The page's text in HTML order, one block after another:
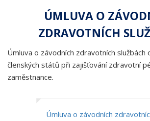
ÚMLUVA O
ZDRAVOTNÍCH
Úmluva o závodních zdravotních službách
členských států při zajišťování zdravotní
zaměstnance.
Úmluva o závodních